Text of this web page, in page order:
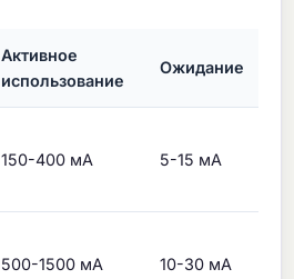
Активное
использование
Ожидание
150-400 мА 5-15 мА
500-1500 мА 10-30 мА